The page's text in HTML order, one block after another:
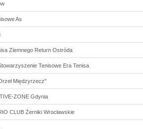
As
Ziemnego Return Ostróda
Tenisowe Era Tenisa
Międzyrzecz"
ZONE Gdynia
CLUB Żerniki Wrocławskie